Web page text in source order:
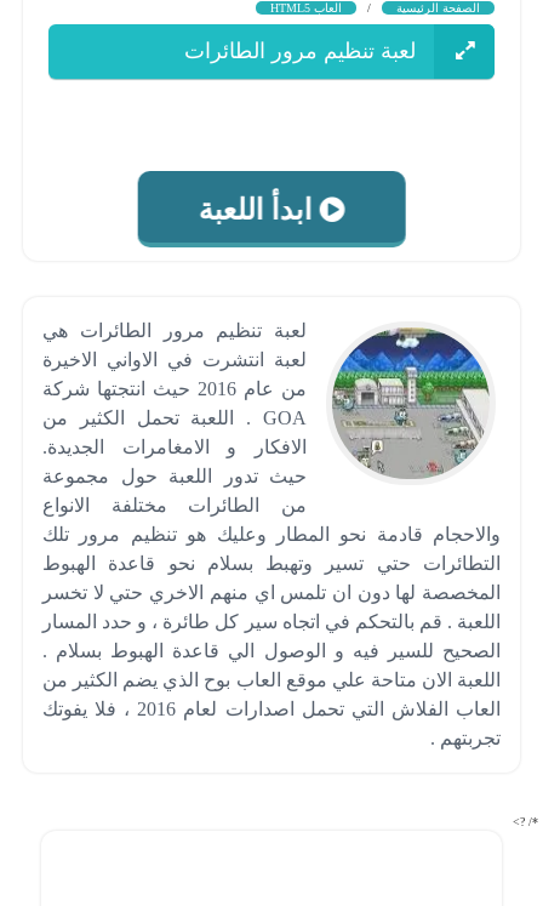
الصفحة الرئيسية / العاب HTML5
لعبة تنظيم مرور الطائرات
ابدأ اللعبة
لعبة تنظيم مرور الطائرات هي
لعبة انتشرت في الاواني الاخيرة
من عام 2016 حيث انتجتها شركة
GOA . اللعبة تحمل الكثير من
الافكار و الامغامرات الجديدة.
حيث تدور اللعبة حول مجموعة
من الطائرات مختلفة الانواع
والاحجام قادمة نحو المطار وعليك هو تنظيم مرور تلك
التطائرات حتي تسير وتهبط بسلام نحو قاعدة الهبوط
المخصصة لها دون ان تلمس اي منهم الاخري حتي لا تخسر
اللعبة . قم بالتحكم في اتجاه سير كل طائرة ، و حدد المسار
الصحيح للسير فيه و الوصول الي قاعدة الهبوط بسلام .
اللعبة الان متاحة علي موقع العاب بوح الذي يضم الكثير من
العاب الفلاش التي تحمل اصدارات لعام 2016 ، فلا يفوتك
تجربتهم .
*/ ?>